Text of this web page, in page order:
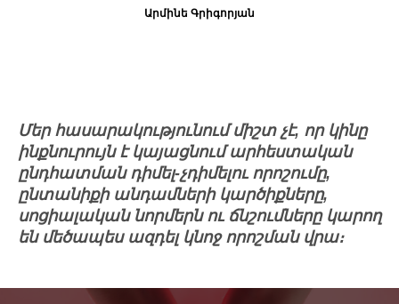
Արմինե Գրիգորյան
Մեր հասարակությունում միշտ չէ, որ կինը
ինքնուրույն է կայացնում արհեստական
ընդհատման դիմել-չդիմելու որոշումը,
ընտանիքի անդամների կարծիքները,
սոցիալական նորմերն ու ճնշումները կարող
են մեծապես ազդել կնոջ որոշման վրա։